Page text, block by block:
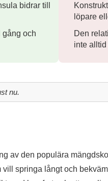
bidrar till
gång och
löpare
Den
inte
nu.
av den populära
springa långt och